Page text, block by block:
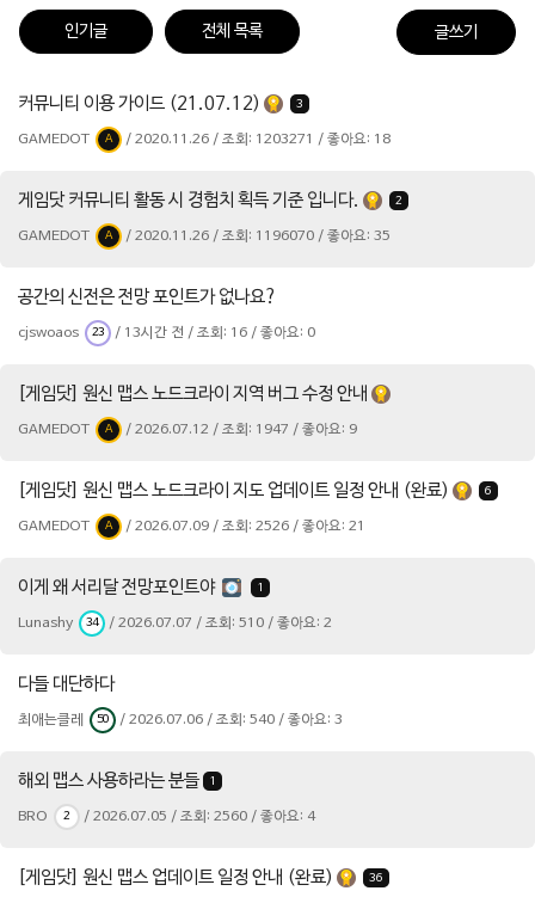
인기글 전체 목록 글쓰기
커뮤니티 이용 가이드 (21.07.12) 3
GAMEDOT A / 2020.11.26 / 조회: 1203271 / 좋아요: 18
게임닷 커뮤니티 활동 시 경험치 획득 기준 입니다. 2
GAMEDOT A / 2020.11.26 / 조회: 1196070 / 좋아요: 35
공간의 신전은 전망 포인트가 없나요?
cjswoaos 23 / 13시간 전 / 조회: 16 / 좋아요: 0
[게임닷] 원신 맵스 노드크라이 지역 버그 수정 안내
GAMEDOT A / 2026.07.12 / 조회: 1947 / 좋아요: 9
[게임닷] 원신 맵스 노드크라이 지도 업데이트 일정 안내 (완료) 6
GAMEDOT A / 2026.07.09 / 조회: 2526 / 좋아요: 21
이게 왜 서리달 전망포인트야 1
Lunashy 34 / 2026.07.07 / 조회: 510 / 좋아요: 2
다들 대단하다
최애는클레 50 / 2026.07.06 / 조회: 540 / 좋아요: 3
해외 맵스 사용하라는 분들 1
BRO 2 / 2026.07.05 / 조회: 2560 / 좋아요: 4
[게임닷] 원신 맵스 업데이트 일정 안내 (완료) 36